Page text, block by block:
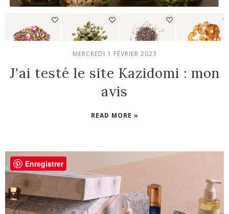
MERCREDI 1 FÉVRIER 2023
J'ai testé le site Kazidomi : mon
avis
READ MORE »
Enregistrer